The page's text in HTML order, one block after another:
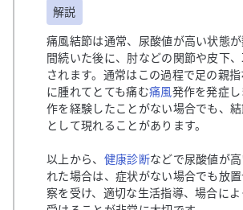
解説
痛風結節は通常、尿酸値が高い状態
間続いた後に、肘などの関節や皮下
されます。通常はこの過程で足の親
に腫れてとても痛む痛風発作を発症
作を経験したことがない場合でも、
として現れることがあります。
以上から、 健康診断などで尿酸値が
れた場合は、症状がない場合でも放
察を受け、適切な生活指導、場合に